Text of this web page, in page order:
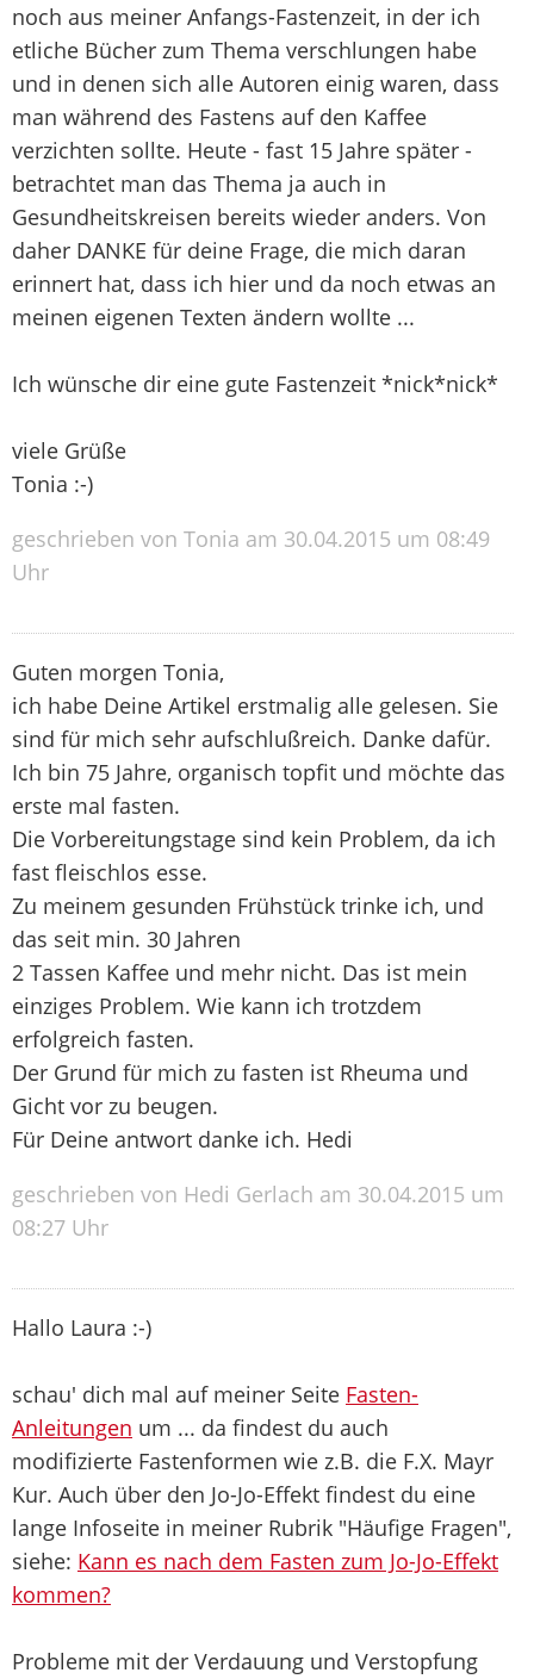
noch aus meiner Anfangs-Fastenzeit, in der ich
etliche Bücher zum Thema verschlungen habe
und in denen sich alle Autoren einig waren, dass
man während des Fastens auf den Kaffee
verzichten sollte. Heute - fast 15 Jahre später -
betrachtet man das Thema ja auch in
Gesundheitskreisen bereits wieder anders. Von
daher DANKE für deine Frage, die mich daran
erinnert hat, dass ich hier und da noch etwas an
meinen eigenen Texten ändern wollte ...
Ich wünsche dir eine gute Fastenzeit *nick*nick*
viele Grüße
Tonia :-)
geschrieben von Tonia am 30.04.2015 um 08:49
Uhr
Guten morgen Tonia,
ich habe Deine Artikel erstmalig alle gelesen. Sie
sind für mich sehr aufschlußreich. Danke dafür.
Ich bin 75 Jahre, organisch topfit und möchte das
erste mal fasten.
Die Vorbereitungstage sind kein Problem, da ich
fast fleischlos esse.
Zu meinem gesunden Frühstück trinke ich, und
das seit min. 30 Jahren
2 Tassen Kaffee und mehr nicht. Das ist mein
einziges Problem. Wie kann ich trotzdem
erfolgreich fasten.
Der Grund für mich zu fasten ist Rheuma und
Gicht vor zu beugen.
Für Deine antwort danke ich. Hedi
geschrieben von Hedi Gerlach am 30.04.2015 um
08:27 Uhr
Hallo Laura :-)
schau' dich mal auf meiner Seite Fasten-
Anleitungen um ... da findest du auch
modifizierte Fastenformen wie z.B. die F.X. Mayr
Kur. Auch über den Jo-Jo-Effekt findest du eine
lange Infoseite in meiner Rubrik "Häufige Fragen",
siehe: Kann es nach dem Fasten zum Jo-Jo-Effekt
kommen?
Probleme mit der Verdauung und Verstopfung